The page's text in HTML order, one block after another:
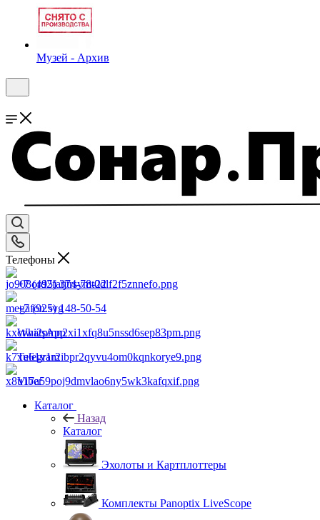
Музей - Архив
Телефоны
+7 (495) 374-78-22
+7 (925) 148-50-54
WhatsApp
Telegram
Viber
Каталог
Назад
Каталог
Эхолоты и Картплоттеры
Комплекты Panoptix LiveScope